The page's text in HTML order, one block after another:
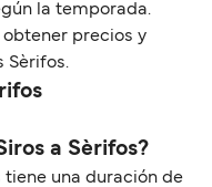
la temporada.
precios y
Sèrifos.
a Sèrifos?
tiene una duración de